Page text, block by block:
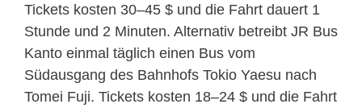
Tickets kosten 30–45 $ und die Fahrt dauert 1
Stunde und 2 Minuten. Alternativ betreibt JR Bus
Kanto einmal täglich einen Bus vom
Südausgang des Bahnhofs Tokio Yaesu nach
Tomei Fuji. Tickets kosten 18–24 $ und die Fahrt